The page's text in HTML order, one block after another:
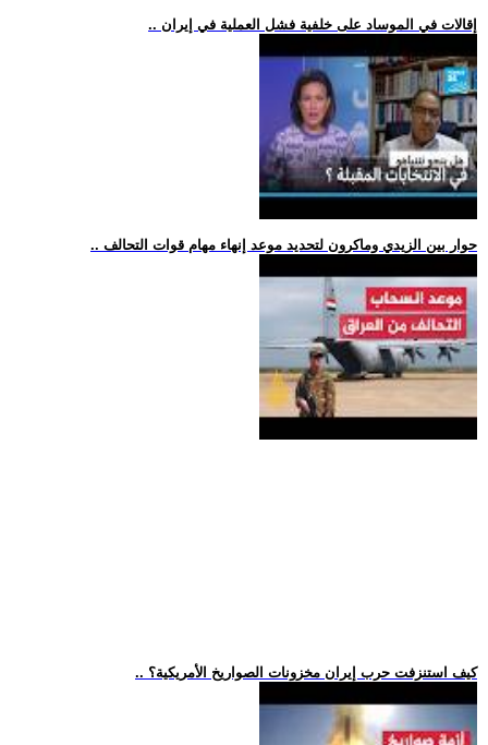
.. إقالات في الموساد على خلفية فشل العملية في إيران
.. حوار بين الزيدي وماكرون لتحديد موعد إنهاء مهام قوات التحالف
.. كيف استنزفت حرب إيران مخزونات الصواريخ الأمريكية؟